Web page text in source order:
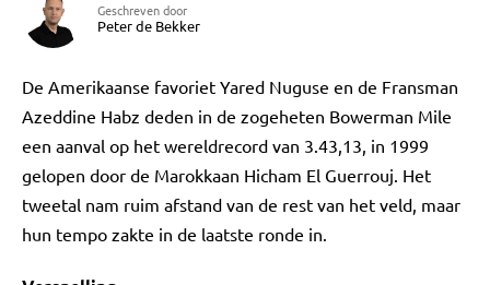
Geschreven door
Peter de Bekker
De Amerikaanse favoriet Yared Nuguse en de Fransman
Azeddine Habz deden in de zogeheten Bowerman Mile
een aanval op het wereldrecord van 3.43,13, in 1999
gelopen door de Marokkaan Hicham El Guerrouj. Het
tweetal nam ruim afstand van de rest van het veld, maar
hun tempo zakte in de laatste ronde in.